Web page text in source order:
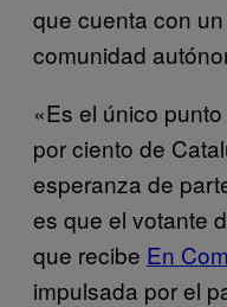
que cuenta con
comunidad
«Es el único
por ciento de
esperanza de
es que el votante
que recibe En
impulsada por el